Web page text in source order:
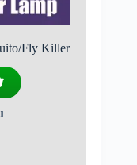
Fly Killer